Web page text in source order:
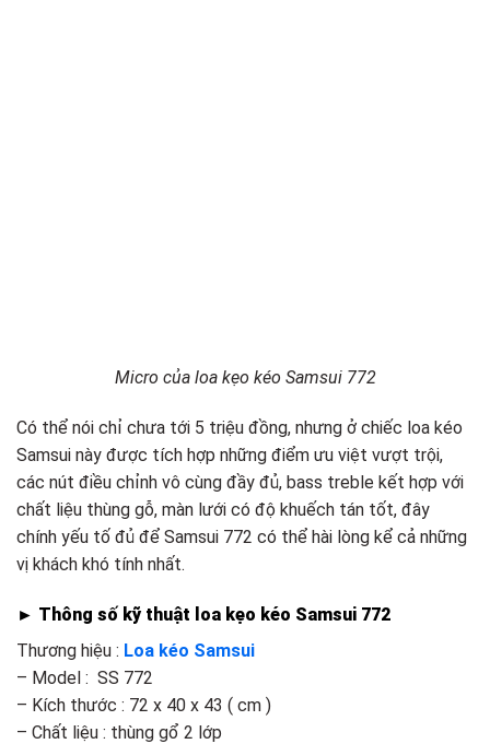
Micro của loa kẹo kéo Samsui 772
Có thể nói chỉ chưa tới 5 triệu đồng, nhưng ở chiếc loa kéo
Samsui này được tích hợp những điểm ưu việt vượt trội,
các nút điều chỉnh vô cùng đầy đủ, bass treble kết hợp với
chất liệu thùng gỗ, màn lưới có độ khuếch tán tốt, đây
chính yếu tố đủ để Samsui 772 có thể hài lòng kể cả những
vị khách khó tính nhất.
► Thông số kỹ thuật loa kẹo kéo Samsui 772
Thương hiệu : Loa kéo Samsui
– Model : SS 772
– Kích thước : 72 x 40 x 43 ( cm )
– Chất liệu : thùng gổ 2 lớp